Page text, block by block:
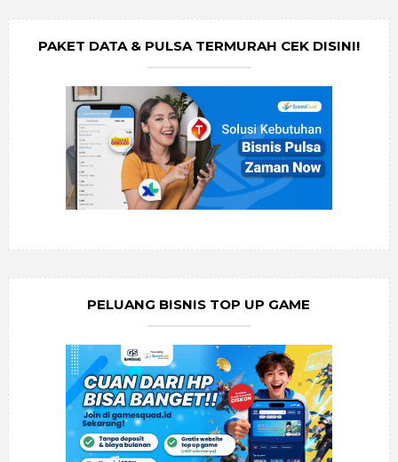
PAKET DATA & PULSA TERMURAH CEK DISINI!
PELUANG BISNIS TOP UP GAME